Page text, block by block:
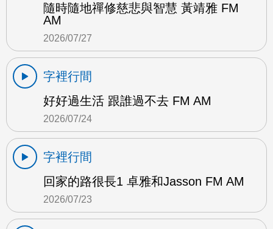
隨時隨地禪修慈悲與智慧 黃靖雅 FM
AM
2026/07/27
字裡行間
好好過生活 跟誰過不去 FM AM
2026/07/24
字裡行間
回家的路很長1 卓雅和Jasson FM AM
2026/07/23